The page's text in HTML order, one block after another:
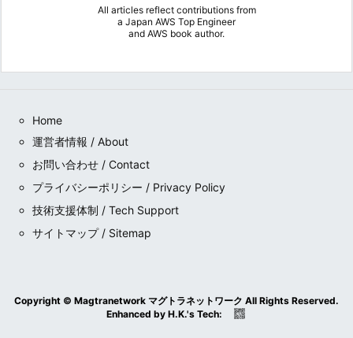
All articles reflect contributions from
a Japan AWS Top Engineer
and AWS book author.
Home
運営者情報 / About
お問い合わせ / Contact
プライバシーポリシー / Privacy Policy
技術支援体制 / Tech Support
サイトマップ / Sitemap
Copyright © Magtranetwork マグトラネットワーク All Rights Reserved.
Enhanced by H.K.'s Tech: